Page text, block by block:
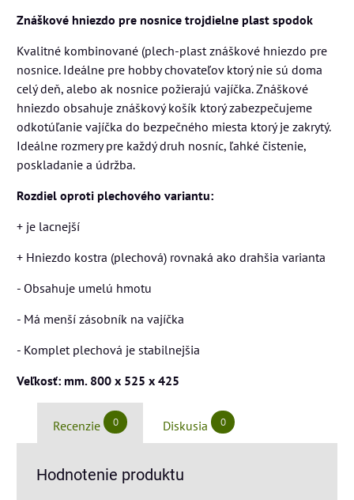
Znáškové hniezdo pre nosnice trojdielne plast spodok
Kvalitné kombinované (plech-plast znáškové hniezdo pre
nosnice. Ideálne pre hobby chovateľov ktorý nie sú doma
celý deň, alebo ak nosnice požierajú vajíčka. Znáškové
hniezdo obsahuje znáškový košík ktorý zabezpečujeme
odkotúľanie vajíčka do bezpečného miesta ktorý je zakrytý.
Ideálne rozmery pre každý druh nosníc, ľahké čistenie,
poskladanie a údržba.
Rozdiel oproti plechového variantu:
+ je lacnejší
+ Hniezdo kostra (plechová) rovnaká ako drahšia varianta
- Obsahuje umelú hmotu
- Má menší zásobník na vajíčka
- Komplet plechová je stabilnejšia
Veľkosť: mm. 800 x 525 x 425
Recenzie 0 Diskusia 0
Hodnotenie produktu